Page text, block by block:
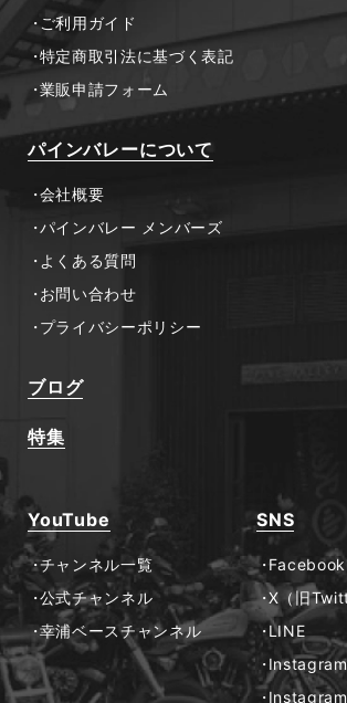
ご利用ガイド
特定商取引法に基づく表記
業販申請フォーム
パインバレーについて
会社概要
パインバレー メンバーズ
よくある質問
お問い合わせ
プライバシーポリシー
ブログ
特集
YouTube
チャンネル一覧
公式チャンネル
幸浦ベースチャンネル
SNS
Facebook
X（旧
LINE
Instagram
Instagram